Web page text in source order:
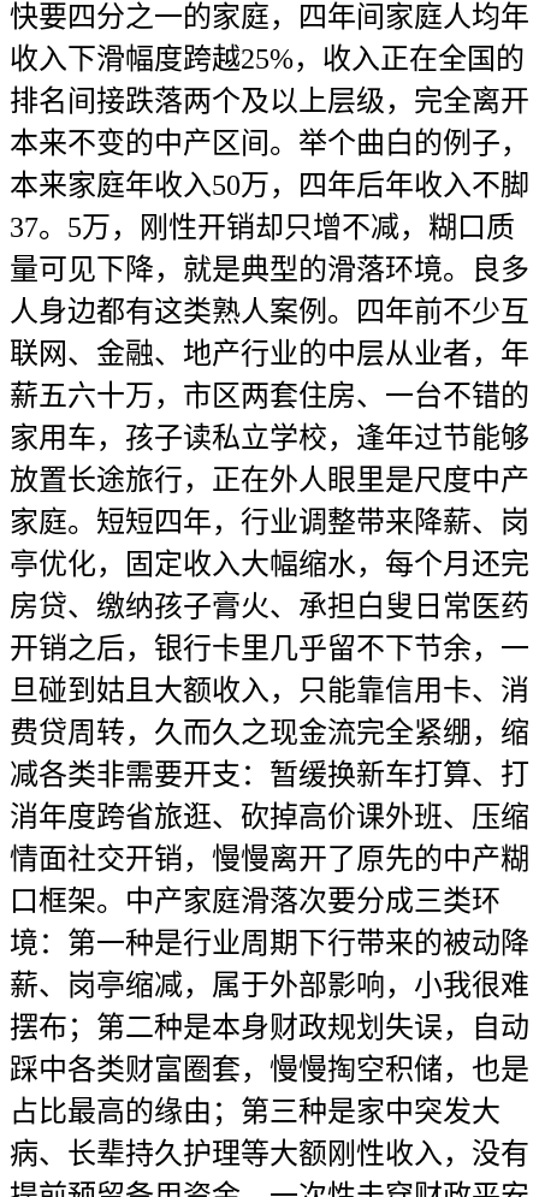
快要四分之一的家庭，四年间家庭人均年
收入下滑幅度跨越25%，收入正在全国的
排名间接跌落两个及以上层级，完全离开
本来不变的中产区间。举个曲白的例子，
本来家庭年收入50万，四年后年收入不脚
37。5万，刚性开销却只增不减，糊口质
量可见下降，就是典型的滑落环境。良多
人身边都有这类熟人案例。四年前不少互
联网、金融、地产行业的中层从业者，年
薪五六十万，市区两套住房、一台不错的
家用车，孩子读私立学校，逢年过节能够
放置长途旅行，正在外人眼里是尺度中产
家庭。短短四年，行业调整带来降薪、岗
亭优化，固定收入大幅缩水，每个月还完
房贷、缴纳孩子膏火、承担白叟日常医药
开销之后，银行卡里几乎留不下节余，一
旦碰到姑且大额收入，只能靠信用卡、消
费贷周转，久而久之现金流完全紧绷，缩
减各类非需要开支：暂缓换新车打算、打
消年度跨省旅逛、砍掉高价课外班、压缩
情面社交开销，慢慢离开了原先的中产糊
口框架。中产家庭滑落次要分成三类环
境：第一种是行业周期下行带来的被动降
薪、岗亭缩减，属于外部影响，小我很难
摆布；第二种是本身财政规划失误，自动
踩中各类财富圈套，慢慢掏空积储，也是
占比最高的缘由；第三种是家中突发大
病、长辈持久护理等大额刚性收入，没有